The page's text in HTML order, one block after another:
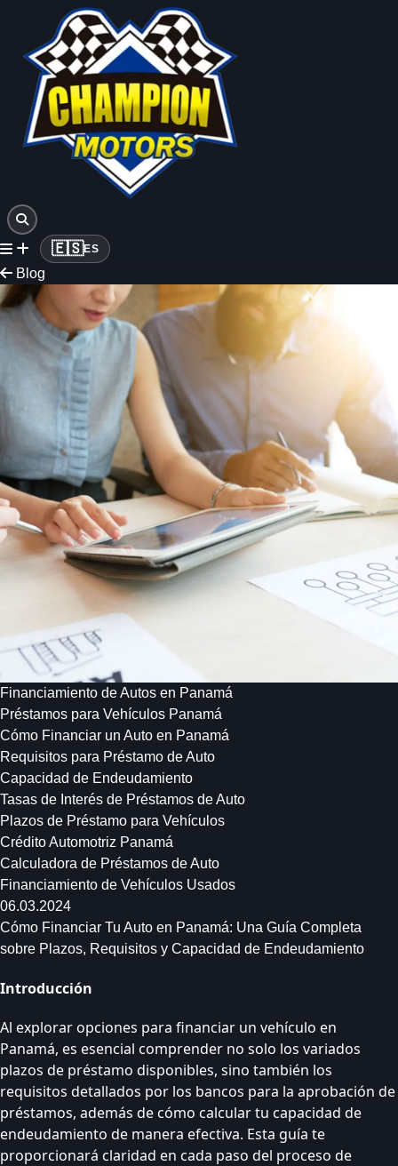
🇪🇸ES
Blog
Financiamiento de Autos en Panamá
Préstamos para Vehículos Panamá
Cómo Financiar un Auto en Panamá
Requisitos para Préstamo de Auto
Capacidad de Endeudamiento
Tasas de Interés de Préstamos de Auto
Plazos de Préstamo para Vehículos
Crédito Automotriz Panamá
Calculadora de Préstamos de Auto
Financiamiento de Vehículos Usados
06.03.2024
Cómo Financiar Tu Auto en Panamá: Una Guía Completa
sobre Plazos, Requisitos y Capacidad de Endeudamiento
Introducción
Al explorar opciones para financiar un vehículo en
Panamá, es esencial comprender no solo los variados
plazos de préstamo disponibles, sino también los
requisitos detallados por los bancos para la aprobación de
préstamos, además de cómo calcular tu capacidad de
endeudamiento de manera efectiva. Esta guía te
proporcionará claridad en cada paso del proceso de